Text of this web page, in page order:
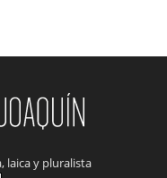
laica y pluralista